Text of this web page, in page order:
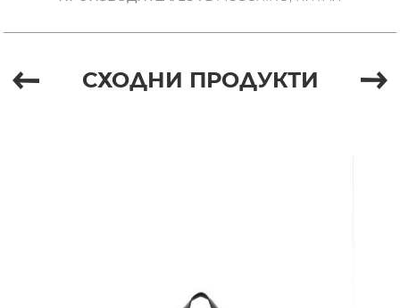
СХОДНИ ПРОДУКТИ